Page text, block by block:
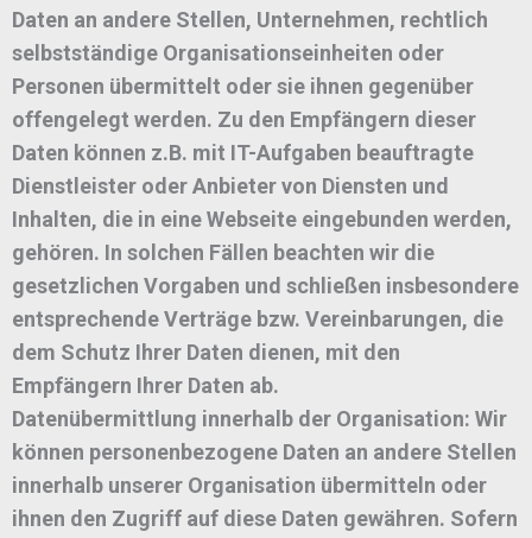
Daten an andere Stellen, Unternehmen, rechtlich
selbstständige Organisationseinheiten oder
Personen übermittelt oder sie ihnen gegenüber
offengelegt werden. Zu den Empfängern dieser
Daten können z.B. mit IT-Aufgaben beauftragte
Dienstleister oder Anbieter von Diensten und
Inhalten, die in eine Webseite eingebunden werden,
gehören. In solchen Fällen beachten wir die
gesetzlichen Vorgaben und schließen insbesondere
entsprechende Verträge bzw. Vereinbarungen, die
dem Schutz Ihrer Daten dienen, mit den
Empfängern Ihrer Daten ab.
Datenübermittlung innerhalb der Organisation: Wir
können personenbezogene Daten an andere Stellen
innerhalb unserer Organisation übermitteln oder
ihnen den Zugriff auf diese Daten gewähren. Sofern